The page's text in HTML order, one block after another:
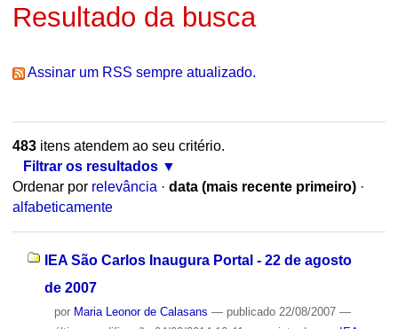
Resultado da busca
Assinar um RSS sempre atualizado.
483itens atendem ao seu critério.
Filtrar os resultados
Ordenar por relevância · data (mais recente primeiro) ·
alfabeticamente
IEA São Carlos Inaugura Portal - 22 de agosto
de 2007
por Maria Leonor de Calasans — publicado22/08/2007 —